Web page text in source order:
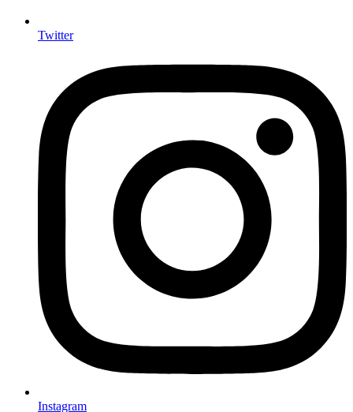
Twitter
Instagram